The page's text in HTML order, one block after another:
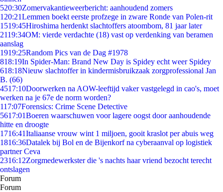
520:30Zomervakantieweerbericht: aanhoudend zomers
1 20:21Lemmen boekt eerste profzege in zware Ronde van Polen-rit
1519:45Hiroshima herdenkt slachtoffers atoombom, 81 jaar later
2119:34OM: vierde verdachte (18) vast op verdenking van beramen
aanslag
1919:25Random Pics van de Dag #1978
818:19In Spider-Man: Brand New Day is Spidey echt weer Spidey
618:18Nieuw slachtoffer in kindermisbruikzaak zorgprofessional Jan
B. (66)
4517:10Doorwerken na AOW-leeftijd vaker vastgelegd in cao's, moet
werken na je 67e de norm worden?
117:07Forensics: Crime Scene Detective
5617:01Boeren waarschuwen voor lagere oogst door aanhoudende
hitte en droogte
1716:41Italiaanse vrouw wint 1 miljoen, gooit kraslot per abuis weg
1816:36Datalek bij Bol en de Bijenkorf na cyberaanval op logistiek
partner Ceva
2316:12Zorgmedewerkster die 's nachts haar vriend bezocht terecht
ontslagen
Forum
Forum